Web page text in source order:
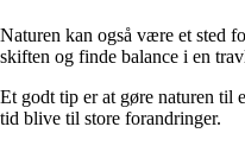
Naturen kan også være et sted
skiften og finde balance i en
Et godt tip er at gøre naturen til
tid blive til store forandringer.